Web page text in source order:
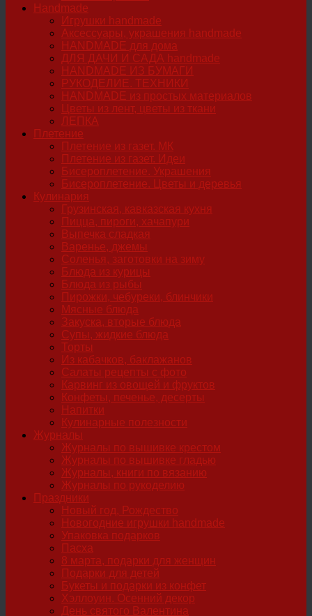
Handmade
Игрушки handmade
Аксессуары, украшения handmade
HANDMADE для дома
ДЛЯ ДАЧИ И САДА handmade
HANDMADE ИЗ БУМАГИ
РУКОДЕЛИЕ. ТЕХНИКИ
HANDMADE из простых материалов
Цветы из лент, цветы из ткани
ЛЕПКА
Плетение
Плетение из газет. МК
Плетение из газет. Идеи
Бисероплетение. Украшения
Бисероплетение. Цветы и деревья
Кулинария
Грузинская, кавказская кухня
Пицца, пироги, хачапури
Выпечка сладкая
Варенье, джемы
Соленья, заготовки на зиму
Блюда из курицы
Блюда из рыбы
Пирожки, чебуреки, блинчики
Мясные блюда
Закуска, вторые блюда
Супы, жидкие блюда
Торты
Из кабачков, баклажанов
Салаты рецепты с фото
Карвинг из овощей и фруктов
Конфеты, печенье, десерты
Напитки
Кулинарные полезности
Журналы
Журналы по вышивке крестом
Журналы по вышивке гладью
Журналы, книги по вязанию
Журналы по рукоделию
Праздники
Новый год, Рождество
Новогодние игрушки handmade
Упаковка подарков
Пасха
8 марта, подарки для женщин
Подарки для детей
Букеты и подарки из конфет
Хэллоуин. Осенний декор
День святого Валентина